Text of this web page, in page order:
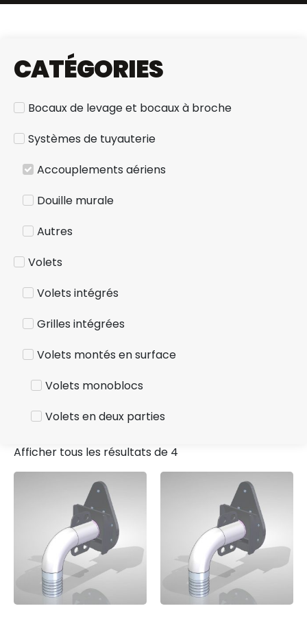
CATÉGORIES
Bocaux de levage et bocaux à broche
Systèmes de tuyauterie
Accouplements aériens
Douille murale
Autres
Volets
Volets intégrés
Grilles intégrées
Volets montés en surface
Volets monoblocs
Volets en deux parties
Afficher tous les résultats de 4